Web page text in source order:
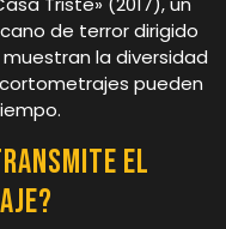
de terror dirigido
la diversidad
pueden
el